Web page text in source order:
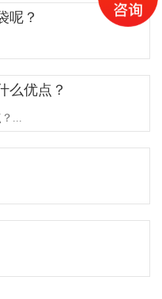
呢？
么优点？
...